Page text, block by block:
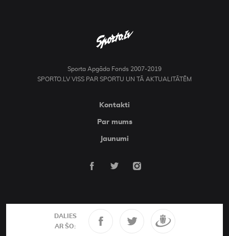
DALIES
AR ŠO:
Sporta Apgāda Fonds 2007-2019
SPORTO.LV VISS PAR SPORTU UN TĀ AKTUALITĀTĒM
Kontakti
Par mums
Jaunumi